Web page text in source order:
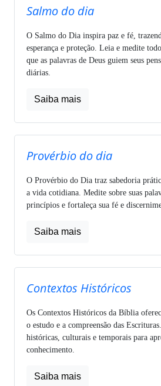
Salmo do dia
O Salmo do Dia inspira paz e fé,
esperança e proteção. Leia e medite
que as palavras de Deus guiem seus
diárias.
Saiba mais
Provérbio do dia
O Provérbio do Dia traz sabedoria
a vida cotidiana. Medite sobre suas
princípios e fortaleça sua fé e
Saiba mais
Contextos Históricos
Os Contextos Históricos da Bíblia
o estudo e a compreensão das
históricas, culturais e temporais para
conhecimento.
Saiba mais